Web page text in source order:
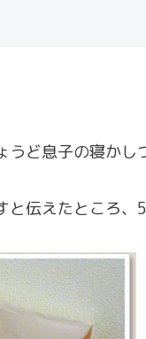
ど息子の寝かし
伝えたところ